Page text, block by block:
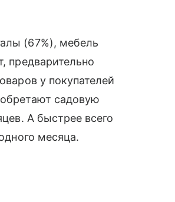
(67%), мебель
предварительно
у покупателей
садовую
А быстрее всего
месяца.